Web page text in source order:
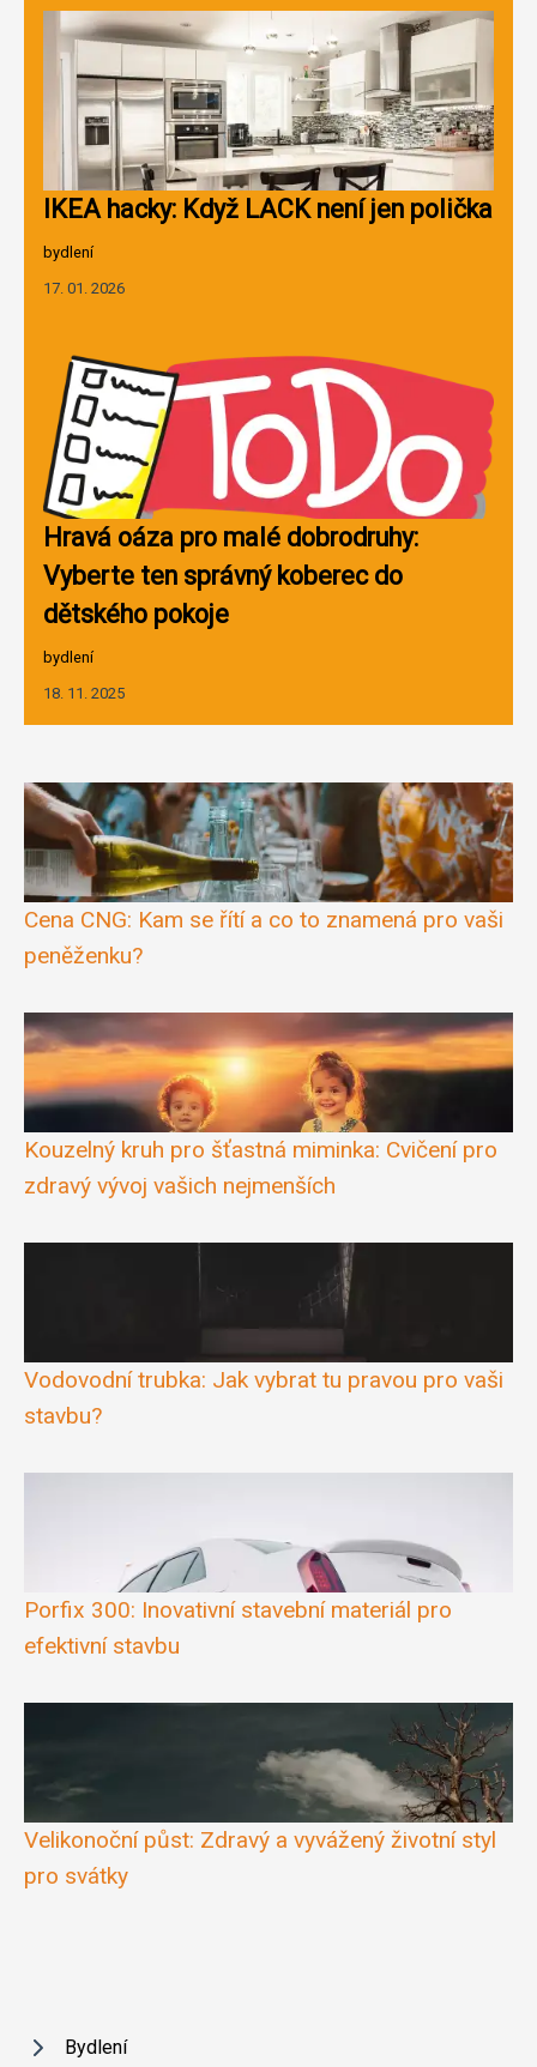
IKEA hacky: Když LACK není jen polička
bydlení
17. 01. 2026
Hravá oáza pro malé dobrodruhy:
Vyberte ten správný koberec do
dětského pokoje
bydlení
18. 11. 2025
Cena CNG: Kam se řítí a co to znamená pro vaši
peněženku?
Kouzelný kruh pro šťastná miminka: Cvičení pro
zdravý vývoj vašich nejmenších
Vodovodní trubka: Jak vybrat tu pravou pro vaši
stavbu?
Porfix 300: Inovativní stavební materiál pro
efektivní stavbu
Velikonoční půst: Zdravý a vyvážený životní styl
pro svátky
Bydlení